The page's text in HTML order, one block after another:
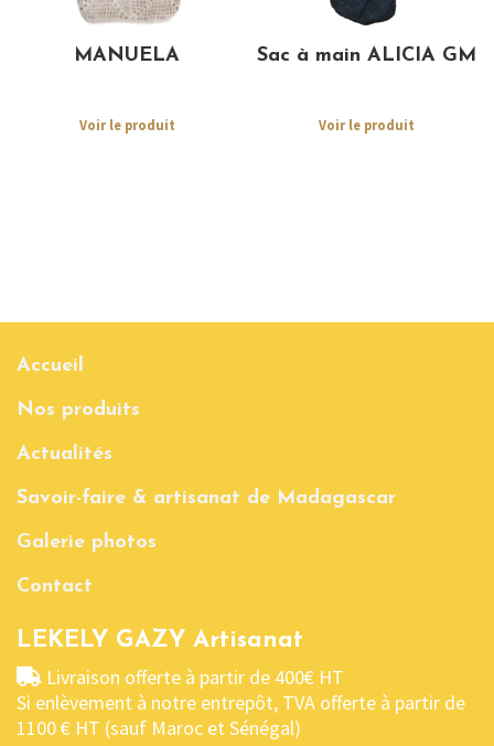
MANUELA
Voir le produit
Sac à main ALICIA GM
Voir le produit
Accueil
Nos produits
Actualités
Savoir-faire & artisanat de Madagascar
Galerie photos
Contact
LEKELY GAZY Artisanat
Livraison offerte à partir de 400€ HT
Si enlèvement à notre entrepôt, TVA offerte à partir de
1100 € HT (sauf Maroc et Sénégal)